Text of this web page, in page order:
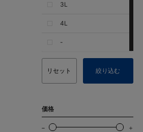
3L
4L
-
リセット 絞り込む
価格